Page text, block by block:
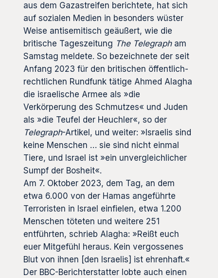
aus dem Gazastreifen berichtete, hat sich
auf sozialen Medien in besonders wüster
Weise antisemitisch geäußert, wie die
britische Tageszeitung The Telegrapham
Samstag meldete. So bezeichnete der seit
Anfang 2023 für den britischen öffentlich-
rechtlichen Rundfunk tätige Ahmed Alagha
die israelische Armee als »die
Verkörperung des Schmutzes« und Juden
als »die Teufel der Heuchler«, so der
Telegraph-Artikel, und weiter: »Israelis sind
keine Menschen … sie sind nicht einmal
Tiere, und Israel ist »ein unvergleichlicher
Sumpf der Bosheit«.
Am 7. Oktober 2023, dem Tag, an dem
etwa 6.000 von der Hamas angeführte
Terroristen in Israel einfielen, etwa 1.200
Menschen töteten und weitere 251
entführten, schrieb Alagha: »Reißt euch
euer Mitgefühl heraus. Kein vergossenes
Blut von ihnen [den Israelis] ist ehrenhaft.«
Der BBC-Berichterstatter lobte auch einen